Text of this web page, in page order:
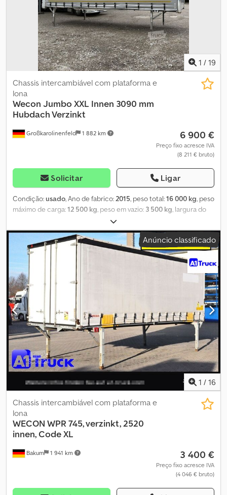
1 / 19
Großkarolinenfeld 1 882 km
Chassis intercambiável com plataforma e
lona
Wecon Jumbo XXL Innen 3090 mm
Hubdach Verzinkt
6 900 €
Preço fixo acresce IVA
(8 211 € bruto)
Solicitar Ligar
Condição:usado, Ano de fabrico: 2015, peso total:16 000 kg, peso
máximo de carga:12 500 kg , peso em vazio: 3 500 kg , largura do
, comprimento do espaço de carga:
7 700 mm, altura do espaço de carga:3 090 mm, COMERCIANTE
ALEMÃO oferece: Cjdpfxjzrif Ro Afmjrf Estrutura de troca Jumbo
XXL 7,82 m Altura interna 3090 mm Altura da longarina 90 mm
Altura lateral de carga 2970 mm Dimensões internas:
7700x2480x3090 mm GALVANIZADA Teto elevável Teto de aço 7
pares de argolas de amarração Pés telescópicos galvanizados
Lona lateral direita nova com inscrição Todo o resto neutro Peso
bruto total 16000 kg Peso vazio 3500 kg Ano de fabricação 2015
Grande estoque de estruturas de troca e trailers! ##### LIGUE
POR FAVOR – NÃO ENVIE EMAIL! ##### ENTREGA DISPONÍVEL EM
TODA ALEMANHA! MEPO VEÍCULOS COMERCIAIS ENTREGA
DESDE 1983! VISITA SOMENTE COM AGENDAMENTO! #####
Anúncio classificado
1 / 16
Bakum 1 941 km
Chassis intercambiável com plataforma e
lona
WECON WPR 745, verzinkt, 2520
innen, Code XL
3 400 €
Preço fixo acresce IVA
(4 046 € bruto)